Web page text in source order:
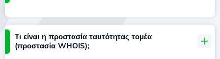
Τι είναι η προστασία ταυτότητας τομέα
(προστασία WHOIS);